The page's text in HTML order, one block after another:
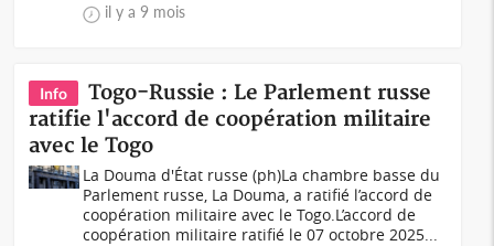
il y a 9 mois
Info
Togo-Russie : Le Parlement russe
ratifie l'accord de coopération militaire
avec le Togo
La Douma d'État russe (ph)La chambre basse du
Parlement russe, La Douma, a ratifié l’accord de
coopération militaire avec le Togo.L’accord de
coopération militaire ratifié le 07 octobre 2025...